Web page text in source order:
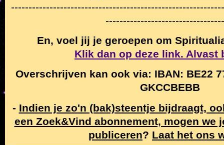
En, voel jij je geroepen om
Klik dan op deze link. Alvast
Overschrijven kan ook via: IBAN: BE22
GKCCBEBB
- Indien je zo'n (bak)steentje bijdraagt,
een Zoek&Vind abonnement, mogen we
publiceren? Laat het ons